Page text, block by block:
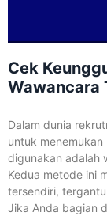
Cek
Wawancara
Dalam dunia
untuk
digunakan adalah
Kedua metode ini
tersendiri,
Jika Anda bagian